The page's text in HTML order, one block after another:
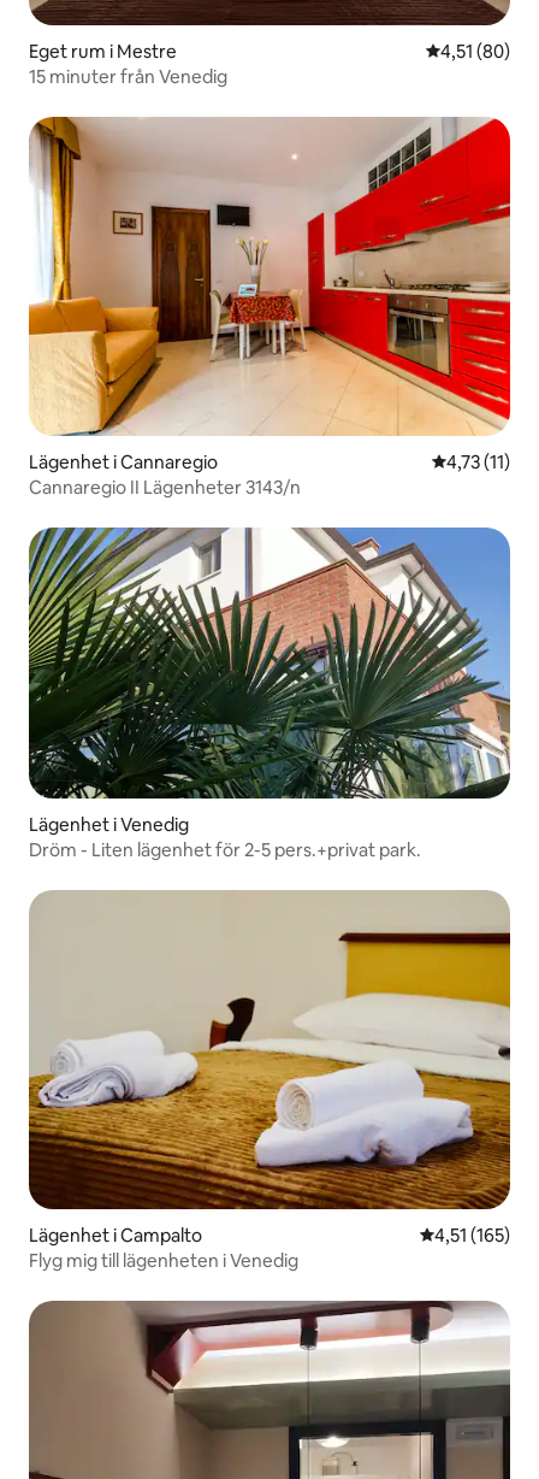
Eget rum i Mestre 4,51 av 5 i
4,51 (80)
15 minuter från Venedig
Lägenhet i Cannaregio 4,73 av 5 i
4,73 (11)
Cannaregio II Lägenheter 3143/n
Lägenhet i Venedig
Dröm - Liten lägenhet för 2-5 pers.+privat park.
Lägenhet i Campalto 4,51 av 5 i
4,51 (165)
Flyg mig till lägenheten i Venedig